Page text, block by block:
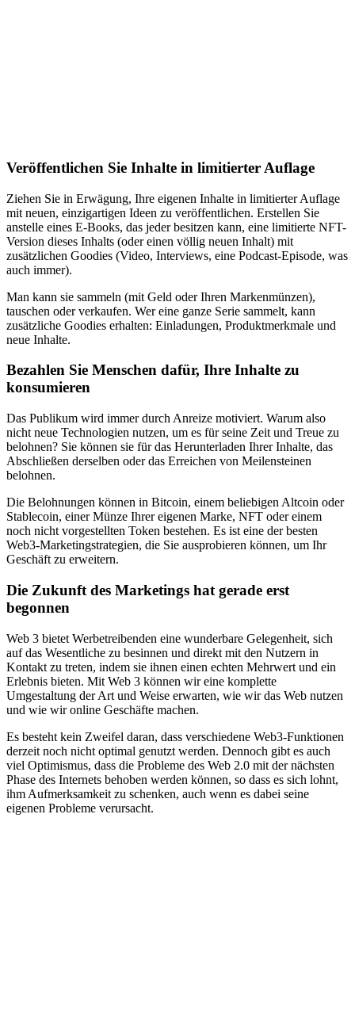
Veröffentlichen Sie Inhalte in limitierter Auflage
Ziehen Sie in Erwägung, Ihre eigenen Inhalte in limitierter Auflage
mit neuen, einzigartigen Ideen zu veröffentlichen. Erstellen Sie
anstelle eines E-Books, das jeder besitzen kann, eine limitierte NFT-
Version dieses Inhalts (oder einen völlig neuen Inhalt) mit
zusätzlichen Goodies (Video, Interviews, eine Podcast-Episode, was
auch immer).
Man kann sie sammeln (mit Geld oder Ihren Markenmünzen),
tauschen oder verkaufen. Wer eine ganze Serie sammelt, kann
zusätzliche Goodies erhalten: Einladungen, Produktmerkmale und
neue Inhalte.
Bezahlen Sie Menschen dafür, Ihre Inhalte zu
konsumieren
Das Publikum wird immer durch Anreize motiviert. Warum also
nicht neue Technologien nutzen, um es für seine Zeit und Treue zu
belohnen? Sie können sie für das Herunterladen Ihrer Inhalte, das
Abschließen derselben oder das Erreichen von Meilensteinen
belohnen.
Die Belohnungen können in Bitcoin, einem beliebigen Altcoin oder
Stablecoin, einer Münze Ihrer eigenen Marke, NFT oder einem
noch nicht vorgestellten Token bestehen. Es ist eine der besten
Web3-Marketingstrategien, die Sie ausprobieren können, um Ihr
Geschäft zu erweitern.
Die Zukunft des Marketings hat gerade erst
begonnen
Web 3 bietet Werbetreibenden eine wunderbare Gelegenheit, sich
auf das Wesentliche zu besinnen und direkt mit den Nutzern in
Kontakt zu treten, indem sie ihnen einen echten Mehrwert und ein
Erlebnis bieten. Mit Web 3 können wir eine komplette
Umgestaltung der Art und Weise erwarten, wie wir das Web nutzen
und wie wir online Geschäfte machen.
Es besteht kein Zweifel daran, dass verschiedene Web3-Funktionen
derzeit noch nicht optimal genutzt werden. Dennoch gibt es auch
viel Optimismus, dass die Probleme des Web 2.0 mit der nächsten
Phase des Internets behoben werden können, so dass es sich lohnt,
ihm Aufmerksamkeit zu schenken, auch wenn es dabei seine
eigenen Probleme verursacht.